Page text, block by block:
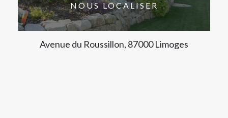
NOUS LOCALISER
Avenue du Roussillon, 87000 Limoges